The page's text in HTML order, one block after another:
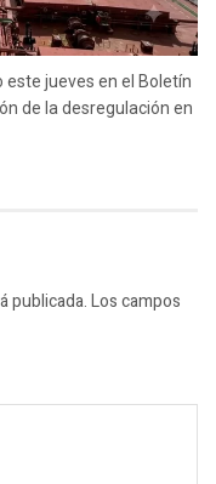
jueves en el Boletín
de la desregulación en
publicada.Los campos